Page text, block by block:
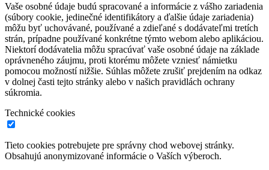
Vaše osobné údaje budú spracované a informácie z vášho zariadenia
(súbory cookie, jedinečné identifikátory a ďalšie údaje zariadenia)
môžu byť uchovávané, používané a zdieľané s dodávateľmi tretích
strán, prípadne používané konkrétne týmto webom alebo aplikáciou.
Niektorí dodávatelia môžu spracúvať vaše osobné údaje na základe
oprávneného záujmu, proti ktorému môžete vzniesť námietku
pomocou možností nižšie. Súhlas môžete zrušiť prejdením na odkaz
v dolnej časti tejto stránky alebo v našich pravidlách ochrany
súkromia.
Technické cookies
Tieto cookies potrebujete pre správny chod webovej stránky.
Obsahujú anonymizované informácie o Vaších výberoch.